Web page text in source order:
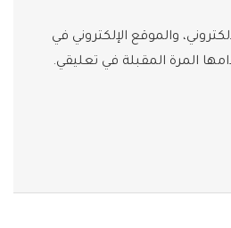
والموقع الإلكتروني في
المرة المقبلة في تعليقي.